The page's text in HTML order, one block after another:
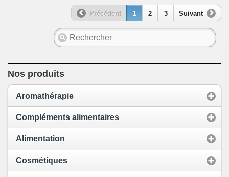
Précédent 1 2 3 Suivant
Nos produits
Aromathérapie
Compléments alimentaires
Alimentation
Cosmétiques